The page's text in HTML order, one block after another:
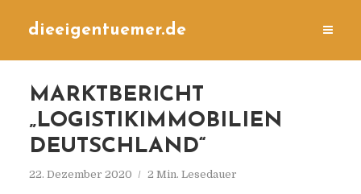
dieeigentuemer.de
MARKTBERICHT
„LOGISTIKIMMOBILIEN
DEUTSCHLAND“
22. Dezember 2020 2 Min. Lesedauer